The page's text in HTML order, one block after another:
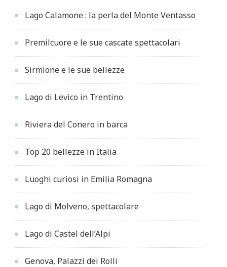
Lago Calamone : la perla del Monte Ventasso
Premilcuore e le sue cascate spettacolari
Sirmione e le sue bellezze
Lago di Levico in Trentino
Riviera del Conero in barca
Top 20 bellezze in Italia
Luoghi curiosi in Emilia Romagna
Lago di Molveno, spettacolare
Lago di Castel dell’Alpi
Genova, Palazzi dei Rolli